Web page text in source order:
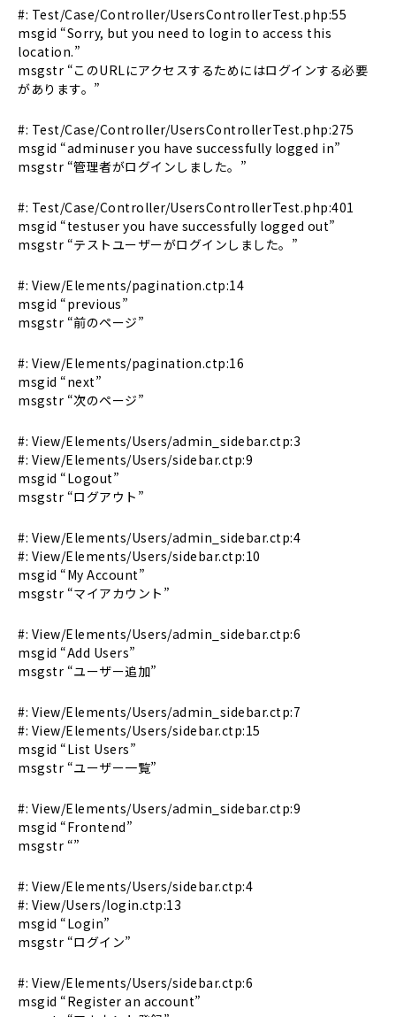
#: Test/Case/Controller/UsersControllerTest.php:55
msgid “Sorry, but you need to login to access this
location.”
msgstr “このURLにアクセスするためにはログインする必要
があります。”
#: Test/Case/Controller/UsersControllerTest.php:275
msgid “adminuser you have successfully logged in”
msgstr “管理者がログインしました。”
#: Test/Case/Controller/UsersControllerTest.php:401
msgid “testuser you have successfully logged out”
msgstr “テストユーザーがログインしました。”
#: View/Elements/pagination.ctp:14
msgid “previous”
msgstr “前のページ”
#: View/Elements/pagination.ctp:16
msgid “next”
msgstr “次のページ”
#: View/Elements/Users/admin_sidebar.ctp:3
#: View/Elements/Users/sidebar.ctp:9
msgid “Logout”
msgstr “ログアウト”
#: View/Elements/Users/admin_sidebar.ctp:4
#: View/Elements/Users/sidebar.ctp:10
msgid “My Account”
msgstr “マイアカウント”
#: View/Elements/Users/admin_sidebar.ctp:6
msgid “Add Users”
msgstr “ユーザー追加”
#: View/Elements/Users/admin_sidebar.ctp:7
#: View/Elements/Users/sidebar.ctp:15
msgid “List Users”
msgstr “ユーザー一覧”
#: View/Elements/Users/admin_sidebar.ctp:9
msgid “Frontend”
msgstr “”
#: View/Elements/Users/sidebar.ctp:4
#: View/Users/login.ctp:13
msgid “Login”
msgstr “ログイン”
#: View/Elements/Users/sidebar.ctp:6
msgid “Register an account”